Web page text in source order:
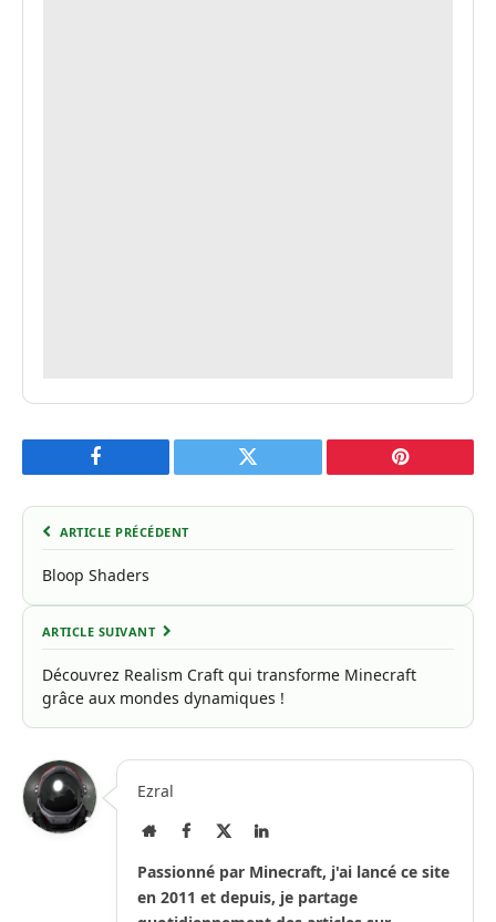
Facebook Twitter Pinterest
ARTICLE PRÉCÉDENT
Bloop Shaders
ARTICLE SUIVANT
Découvrez Realism Craft qui transforme Minecraft
grâce aux mondes dynamiques !
Ezral
Site
Facebook
X
LinkedIn
Passionné par Minecraft, j'ai lancé ce site
en 2011 et depuis, je partage